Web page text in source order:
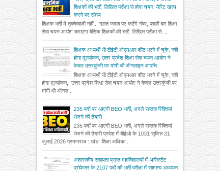
शिक्षकों की भर्ती, लिखित परीक्षा से होगा चयन, मेरिट खत्म
करने पर संशय
शिक्षक भर्ती में तुक्केबाजी नहीं... गलत जवाब पर कटेंगे नंबर, पहली बार शिक्षा
सेवा चयन आयोग कराएगा बेसिक शिक्षकों की भर्ती, लिखित परीक्षा से ...
शिक्षक अभ्यर्थी भी टीईटी ओएमआर शीट भरने में चूके, नहीं
होगा मूल्यांकन, उत्तर प्रदेश शिक्षा सेवा चयन आयोग ने
केवल उत्तरकुंजी पर मांगी थी ऑनलाइन आपत्ति
शिक्षक अभ्यर्थी भी टीईटी ओएमआर शीट भरने में चूके, नहीं
होगा मूल्यांकन, उत्तर प्रदेश शिक्षा सेवा चयन आयोग ने केवल उत्तरकुंजी पर
मांगी थी ऑनल...
235 पदों पर आएगी BEO भर्ती, अगले सप्ताह रिक्तियां
भेजने की तैयारी
235 पदों पर आएगी BEO भर्ती, अगले सप्ताह रिक्तियां
भेजने की तैयारी प्रदेश में बीईओ के 1031 सृजित 31
जुलाई 2026 प्रयागराज : खंड शिक्षा अधिका...
अशासकीय सहायता प्राप्त महाविद्यालयों में असिस्टेंट
प्रोफेसर के 2107 पदों की भर्ती परीक्षा में सामान्य अध्ययन